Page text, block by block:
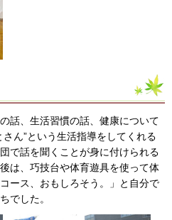
話、生活習慣の話、健康について
ん”という生活指導をしてくれる
で話を聞くことが身に付けられる
は、巧技台や体育遊具を使って体
ース、おもしろそう。」と自分で
でした。